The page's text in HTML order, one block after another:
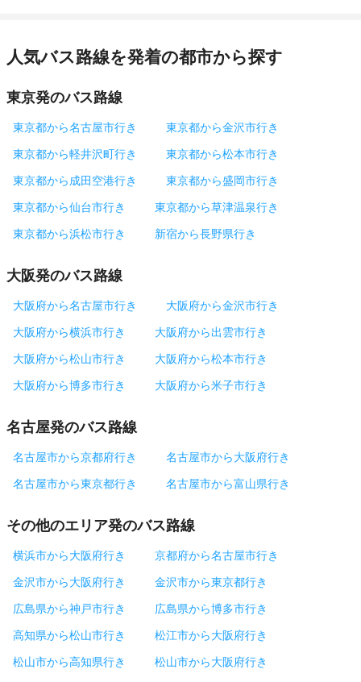
人気バス路線を発着の都市から探す
東京発のバス路線
東京都から名古屋市行き
東京都から金沢市行き
東京都から軽井沢町行き
東京都から松本市行き
東京都から成田空港行き
東京都から盛岡市行き
東京都から仙台市行き
東京都から草津温泉行き
東京都から浜松市行き
新宿から長野県行き
大阪発のバス路線
大阪府から名古屋市行き
大阪府から金沢市行き
大阪府から横浜市行き
大阪府から出雲市行き
大阪府から松山市行き
大阪府から松本市行き
大阪府から博多市行き
大阪府から米子市行き
名古屋発のバス路線
名古屋市から京都府行き
名古屋市から大阪府行き
名古屋市から東京都行き
名古屋市から富山県行き
その他のエリア発のバス路線
横浜市から大阪府行き
京都府から名古屋市行き
金沢市から大阪府行き
金沢市から東京都行き
広島県から神戸市行き
広島県から博多市行き
高知県から松山市行き
松江市から大阪府行き
松山市から高知県行き
松山市から大阪府行き